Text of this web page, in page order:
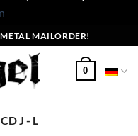
MAILORDER!
0
CD J - L